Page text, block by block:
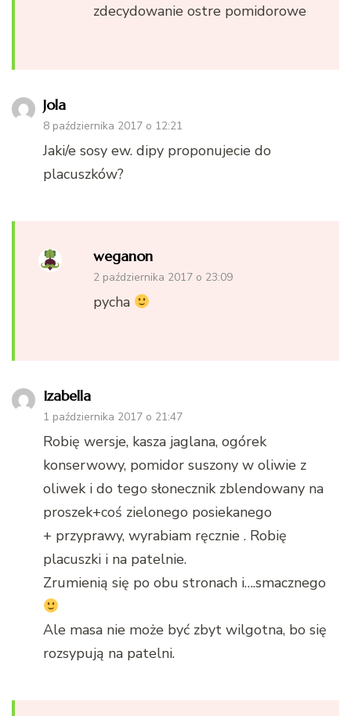
zdecydowanie ostre pomidorowe
Jola
8 października 2017 o 12:21
Jaki/e sosy ew. dipy proponujecie do
placuszków?
weganon
2 października 2017 o 23:09
pycha
Izabella
1 października 2017 o 21:47
Robię wersje, kasza jaglana, ogórek
konserwowy, pomidor suszony w oliwie z
oliwek i do tego słonecznik zblendowany na
proszek+coś zielonego posiekanego
+ przyprawy, wyrabiam ręcznie . Robię
placuszki i na patelnie.
Zrumienią się po obu stronach i….smacznego
Ale masa nie może być zbyt wilgotna, bo się
rozsypują na patelni.